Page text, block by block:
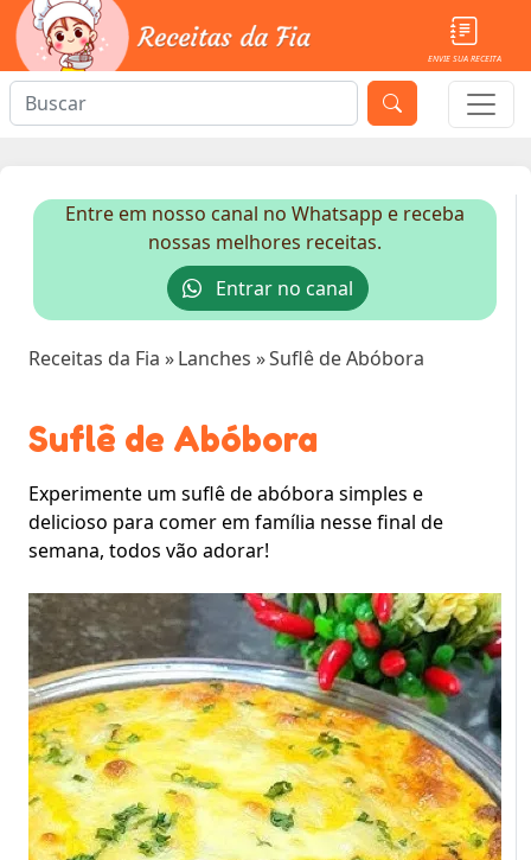
ENVIE SUA RECEITA
Entre em nosso canal no Whatsapp e receba
nossas melhores receitas.
Entrar no canal
Receitas da Fia »Lanches »Suflê de Abóbora
Suflê de Abóbora
Experimente um suflê de abóbora simples e
delicioso para comer em família nesse final de
semana, todos vão adorar!